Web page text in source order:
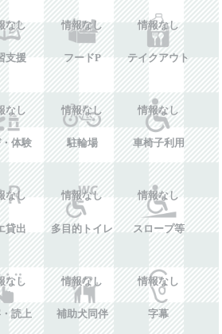
なし
支援
情報なし
フードP
情報なし
テイクアウト
なし
体験
情報なし
駐輪場
情報なし
車椅子利用
なし
貸出
情報なし
多目的トイレ
情報なし
スロープ等
なし
読上
情報なし
補助犬同伴
情報なし
字幕